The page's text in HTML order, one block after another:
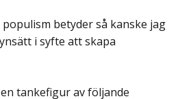
betyder så kanske jag
i syfte att skapa
tankefigur av följande